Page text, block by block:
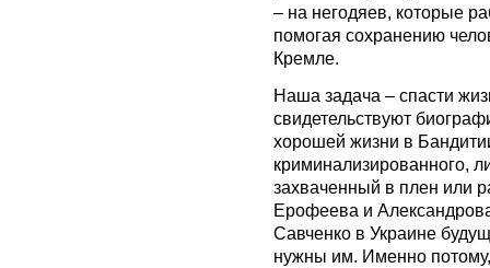
– на негодяев, которые
помогая сохранению
Кремле.
Наша задача – спасти
свидетельствуют
хорошей жизни в
криминализированного,
захваченный в плен или
Ерофеева и
Савченко в Украине
нужны им. Именно